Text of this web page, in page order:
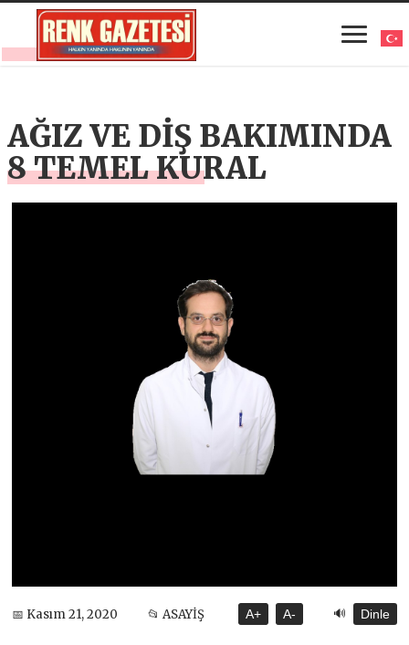
AĞIZ VE DİŞ BAKIMINDA
8 TEMEL KURAL
📅 Kasım 21, 2020 📂 ASAYİŞ A+ A- 🔊 Dinle